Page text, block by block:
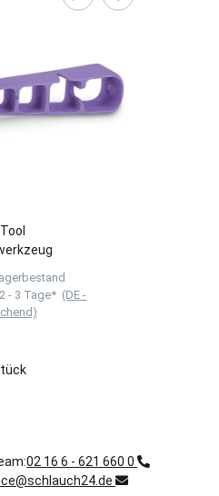
2 - 3 Tage* (DE -
02 16 6 - 621 660 0